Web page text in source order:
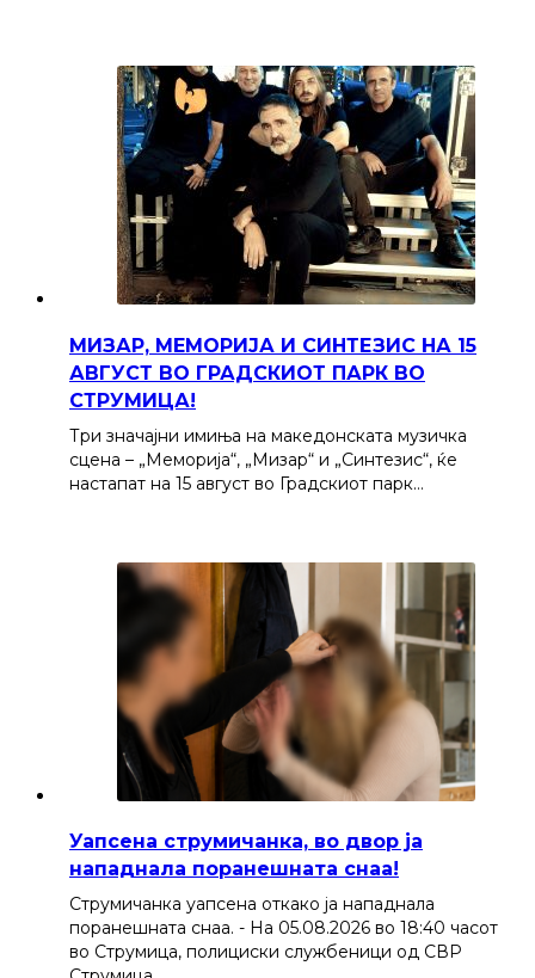
МИЗАР, МЕМОРИЈА И СИНТЕЗИС НА 15
АВГУСТ ВО ГРАДСКИОТ ПАРК ВО
СТРУМИЦА!
Три значајни имиња на македонската музичка
сцена – „Меморија“, „Мизар“ и „Синтезис“, ќе
настапат на 15 август во Градскиот парк…
Уапсена струмичанка, во двор ја
нападнала поранешната снаа!
Струмичанка уапсена откако ја нападнала
поранешната снаа. - На 05.08.2026 во 18:40 часот
во Струмица, полициски службеници од СВР